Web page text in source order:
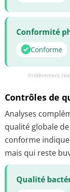
Conformité
Conforme
Prélèvement
Contrôles de
Analyses
qualité globale
conforme
mais qui reste
Qualité